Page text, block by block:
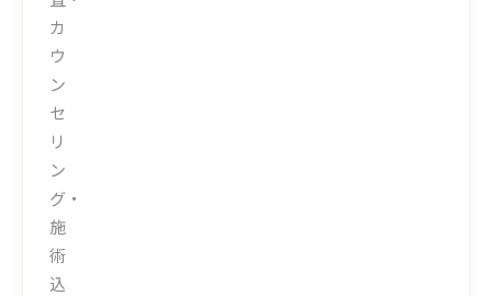
カ
ウ
ン
セ
リ
ン
グ・
施
術
込